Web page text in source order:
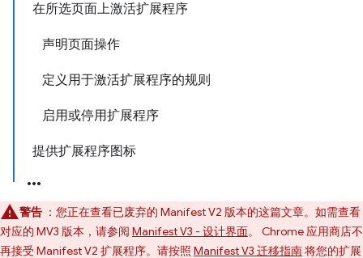
在所选页面上激活扩展程序
声明页面操作
定义用于激活扩展程序的规则
启用或停用扩展程序
提供扩展程序图标
警告 ：您正在查看已废弃的 Manifest V2 版本的这篇文章。如需查看
对应的 MV3 版本，请参阅 Manifest V3 - 设计界面。 Chrome 应用商店不
再接受 Manifest V2 扩展程序。请按照 Manifest V3 迁移指南将您的扩展